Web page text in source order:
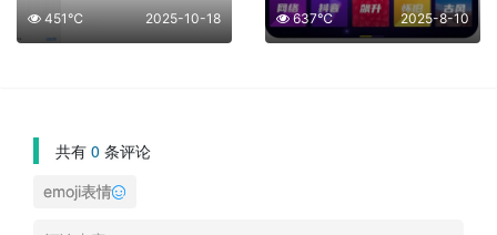
2025-10-18
451℃ 2025-8-10
637℃
共有 0 条评论
emoji表情